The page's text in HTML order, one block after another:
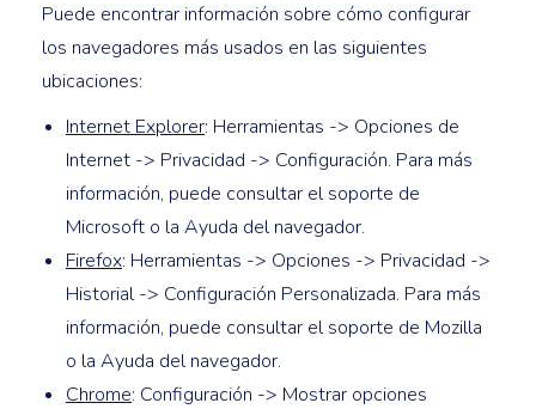
Puede encontrar información sobre cómo configurar
los navegadores más usados en las siguientes
ubicaciones:
Internet Explorer: Herramientas -> Opciones de
Internet -> Privacidad -> Configuración. Para más
información, puede consultar el soporte de
Microsoft o la Ayuda del navegador.
Firefox: Herramientas -> Opciones -> Privacidad ->
Historial -> Configuración Personalizada. Para más
información, puede consultar el soporte de Mozilla
o la Ayuda del navegador.
Chrome: Configuración -> Mostrar opciones